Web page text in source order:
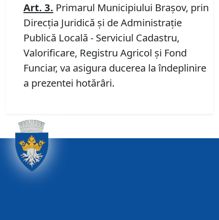
Art. 3. Primarul Municipiului Brașov, prin
Direcția Juridică și de Administrație
Publică Locală - Serviciul Cadastru,
Valorificare, Registru Agricol și Fond
Funciar, va asigura ducerea la îndeplinire
a prezentei hotărâri.